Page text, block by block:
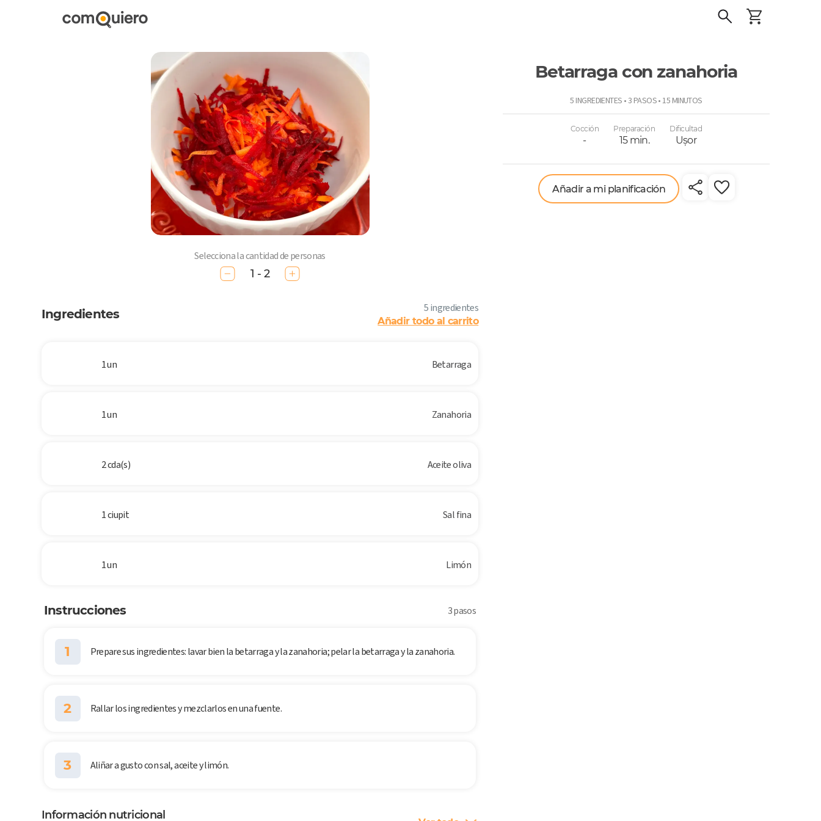
Betarraga con zanahoria
5 INGREDIENTES • 3 PASOS • 15 MINUTOS
Cocción
-
Preparación
15 min.
Dificultad
Uşor
Añadir a mi planificación
Selecciona la cantidad de personas
1 - 2
Ingredientes 5 ingredientes
Añadir todo al carrito
1 un Betarraga
1 un Zanahoria
2 cda(s) Aceite oliva
1 ciupit Sal fina
1 un Limón
Instrucciones 3 pasos
1 Prepare sus ingredientes: lavar bien la betarraga y la zanahoria; pelar la betarraga y la zanahoria.
2 Rallar los ingredientes y mezclarlos en una fuente.
3 Aliñar a gusto con sal, aceite y limón.
Información nutricional